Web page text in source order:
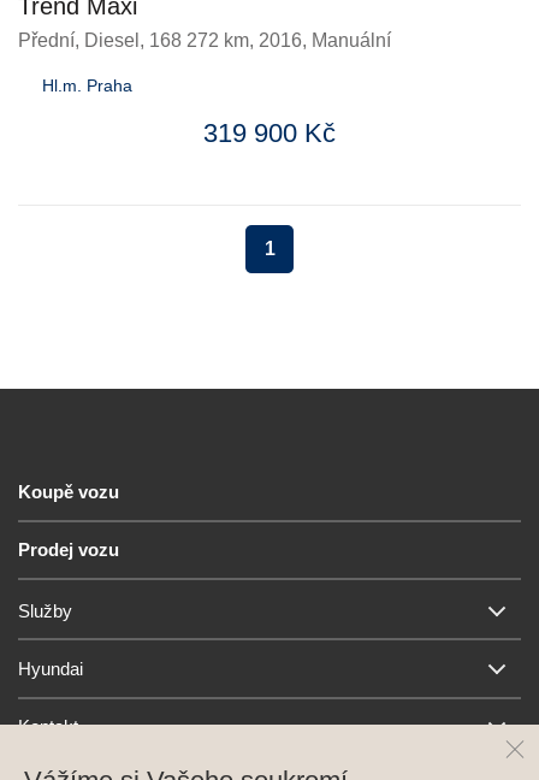
Trend Maxi
Přední, Diesel , 168 272 km, 2016, Manuální
Hl.m. Praha
319 900 Kč
1
Koupě vozu
Prodej vozu
Služby
Hyundai
Kontakt